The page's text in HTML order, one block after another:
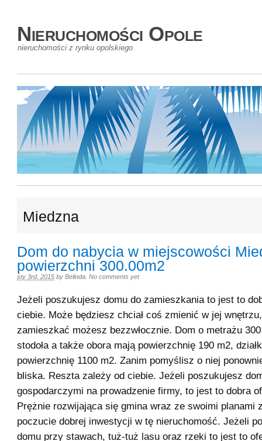
Nieruchomości Opole
nieruchomości z rynku opolskiego
Miedzna
Dom do nabycia w miejscowości
powierzchni 300.00m2
sty 3rd, 2015 by Belinda No comments yet
Jeżeli poszukujesz domu do zamieszkania to jest to
ciebie. Może będziesz chciał coś zmienić w jej
zamieszkać możesz bezzwłocznie. Dom o metrażu
stodoła a także obora mają powierzchnię 190 m2,
powierzchnię 1100 m2. Zanim pomyślisz o niej
bliska. Reszta zależy od ciebie. Jeżeli poszukujesz
gospodarczymi na prowadzenie firmy, to jest to dobra
Prężnie rozwijająca się gmina wraz ze swoimi planami
poczucie dobrej inwestycji w tę nieruchomość. Jeżeli
domu przy stawach, tuż-tuż lasu oraz rzeki to jest to